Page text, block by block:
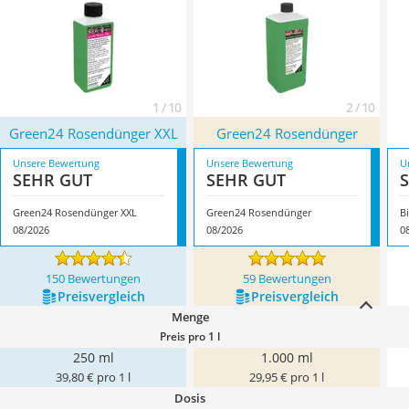
seinen Eigenschaften.
1 / 10 2 / 10
Green24 Rosendünger XXL Green24 Rosendünger
Unsere Bewertung
SEHR GUT
Green24 Rosendünger XXL
08/2026
Unsere Bewertung
SEHR GUT
Green24 Rosendünger
08/2026
150 Bewertungen 59 Bewertungen
Preis­vergleich Preis­vergleich
Menge
Preis pro 1 l
250 ml
39,80 € pro 1 l
1.000 ml
29,95 € pro 1 l
Dosis